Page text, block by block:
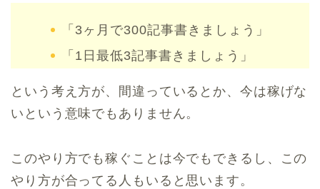
「3ヶ月で300記事書きましょう」
「1日最低3記事書きましょう」
という考え方が、間違っているとか、今は稼げな
いという意味でもありません。
このやり方でも稼ぐことは今でもできるし、この
やり方が合ってる人もいると思います。